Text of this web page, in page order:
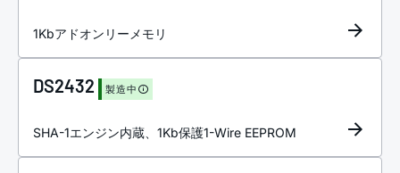
1Kbアドオンリーメモリ
DS2432 製造中
SHA-1エンジン内蔵、1Kb保護1-Wire EEPROM